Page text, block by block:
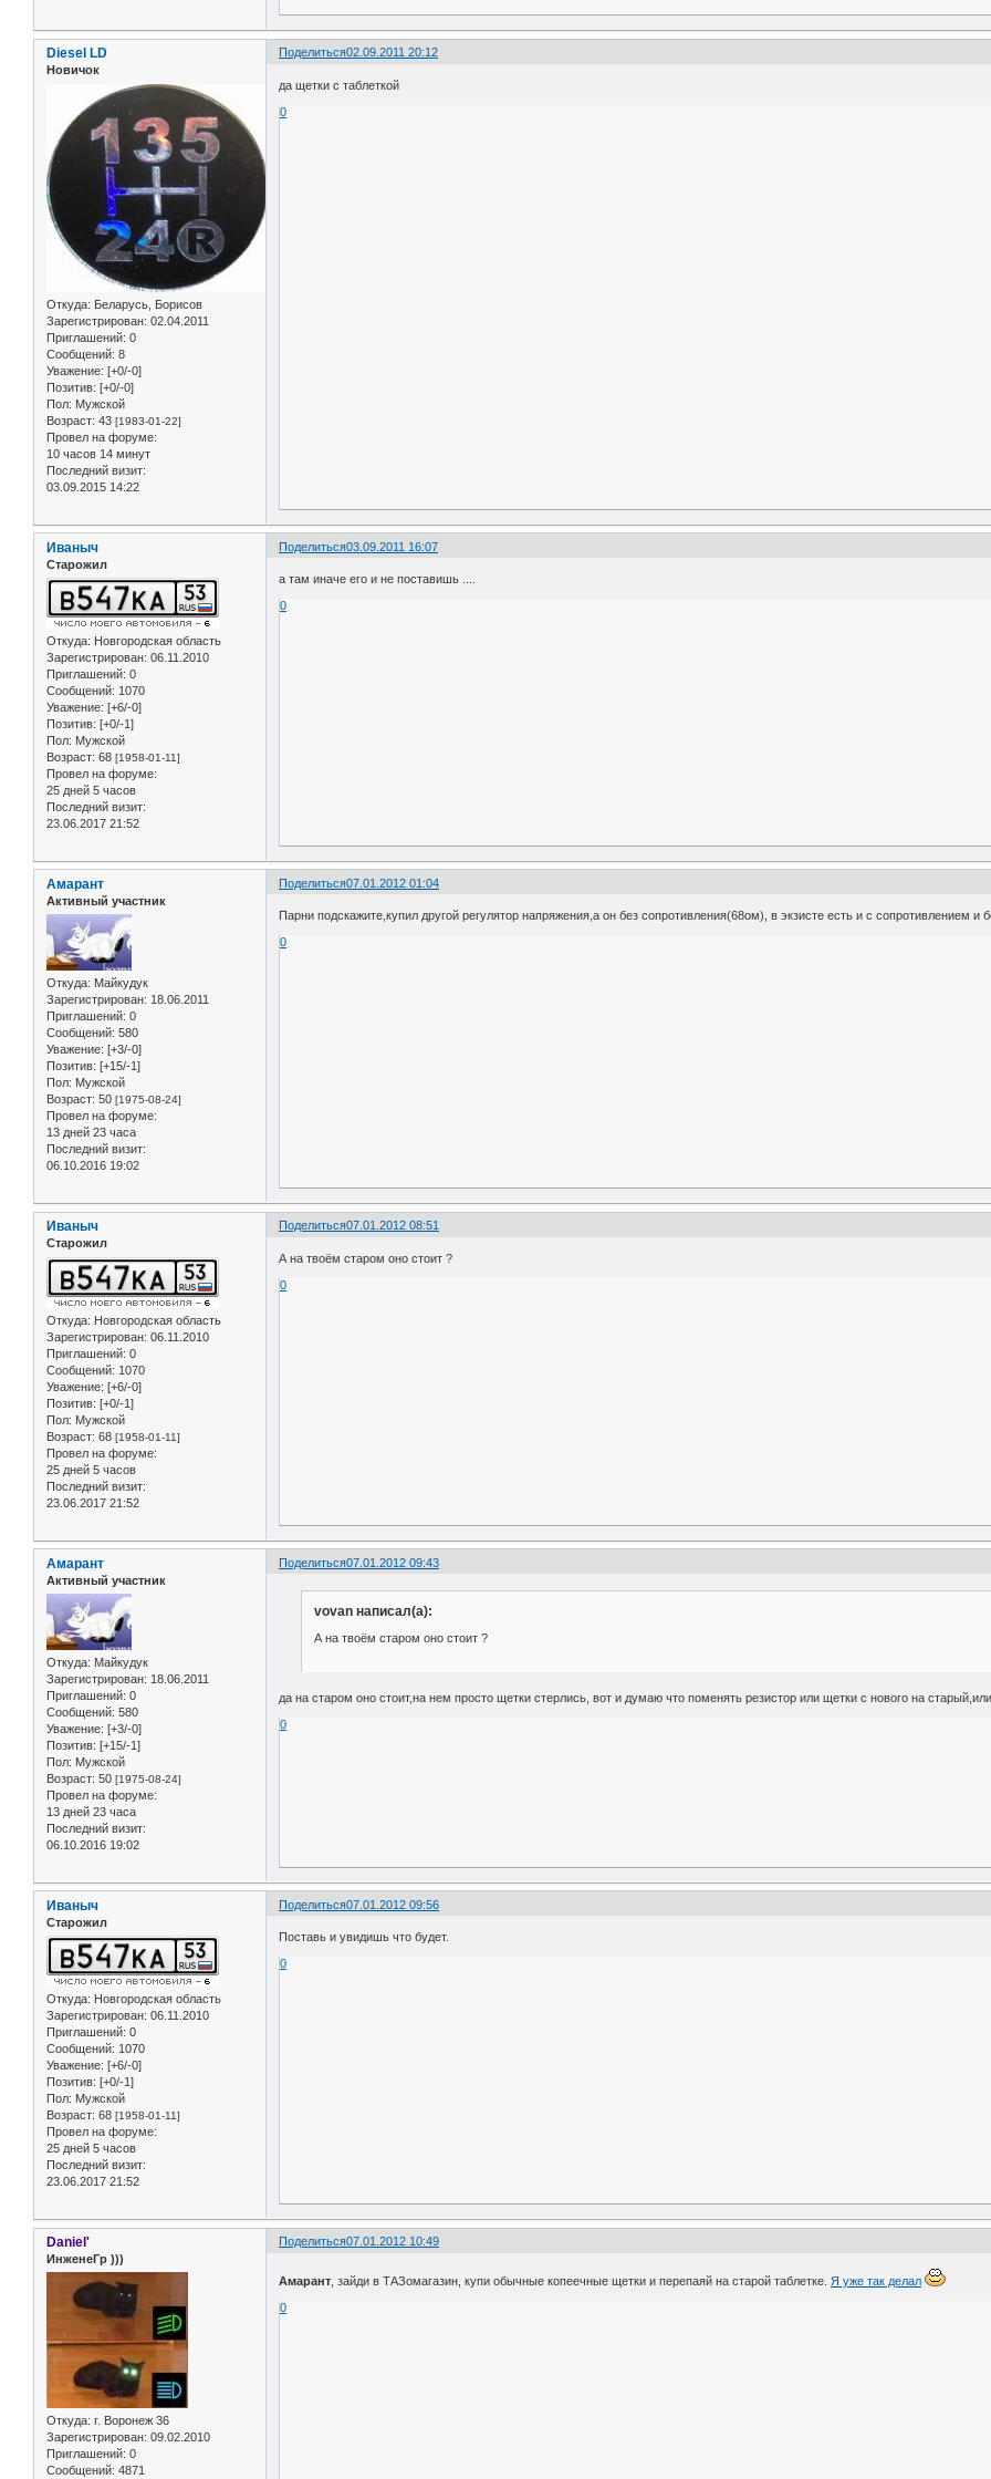
Поделиться02.09.2011 20:12
Diesel LD
Новичок
Откуда: Беларусь, Борисов
Зарегистрирован: 02.04.2011
Приглашений: 0
Сообщений: 8
Уважение: [+0/-0]
Позитив: [+0/-0]
Пол: Мужской
Возраст: 43 [1983-01-22]
Провел на форуме:
10 часов 14 минут
Последний визит:
03.09.2015 14:22
да щетки с таблеткой
0
Поделиться03.09.2011 16:07
Иваныч
Старожил
Откуда: Новгородская область
Зарегистрирован: 06.11.2010
Приглашений: 0
Сообщений: 1070
Уважение: [+6/-0]
Позитив: [+0/-1]
Пол: Мужской
Возраст: 68 [1958-01-11]
Провел на форуме:
25 дней 5 часов
Последний визит:
23.06.2017 21:52
а там иначе его и не поставишь ....
0
Поделиться07.01.2012 01:04
Амарант
Активный участник
Откуда: Майкудук
Зарегистрирован: 18.06.2011
Приглашений: 0
Сообщений: 580
Уважение: [+3/-0]
Позитив: [+15/-1]
Пол: Мужской
Возраст: 50 [1975-08-24]
Провел на форуме:
13 дней 23 часа
Последний визит:
06.10.2016 19:02
Парни подскажите,купил другой регулятор напряжения,а он без сопротивления(68ом), в экзисте есть и с сопротивлением и
0
Поделиться07.01.2012 08:51
Иваныч
Старожил
Откуда: Новгородская область
Зарегистрирован: 06.11.2010
Приглашений: 0
Сообщений: 1070
Уважение: [+6/-0]
Позитив: [+0/-1]
Пол: Мужской
Возраст: 68 [1958-01-11]
Провел на форуме:
25 дней 5 часов
Последний визит:
23.06.2017 21:52
А на твоём старом оно стоит ?
0
Поделиться07.01.2012 09:43
Амарант
Активный участник
Откуда: Майкудук
Зарегистрирован: 18.06.2011
Приглашений: 0
Сообщений: 580
Уважение: [+3/-0]
Позитив: [+15/-1]
Пол: Мужской
Возраст: 50 [1975-08-24]
Провел на форуме:
13 дней 23 часа
Последний визит:
06.10.2016 19:02
vovan написал(а):
А на твоём старом оно стоит ?
да на старом оно стоит,на нем просто щетки стерлись, вот и думаю что поменять резистор или щетки с нового на
0
Поделиться07.01.2012 09:56
Иваныч
Старожил
Откуда: Новгородская область
Зарегистрирован: 06.11.2010
Приглашений: 0
Сообщений: 1070
Уважение: [+6/-0]
Позитив: [+0/-1]
Пол: Мужской
Возраст: 68 [1958-01-11]
Провел на форуме:
25 дней 5 часов
Последний визит:
23.06.2017 21:52
Поставь и увидишь что будет.
0
Поделиться07.01.2012 10:49
Daniel'
ИнженеГр )))
Откуда: г. Воронеж 36
Зарегистрирован: 09.02.2010
Приглашений: 0
Сообщений: 4871
Амарант , зайди в ТАЗомагазин, купи обычные копеечные щетки и перепаяй на старой таблетке.Я уже так делал
0